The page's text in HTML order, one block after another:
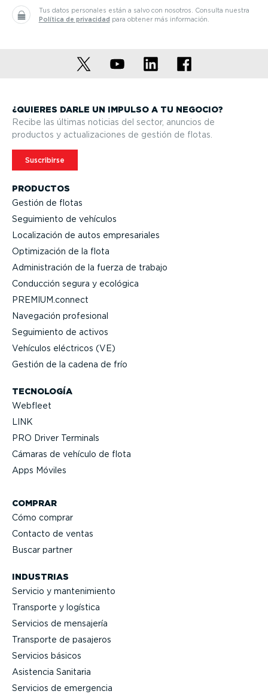
Tus datos personales están a salvo con nosotros.
Consulta nuestra
Política de privacidad para obtener más información.
PRODUCTOS
Gestión de flotas
Seguimiento de vehículos
Locali­zación de autos empre­sa­riales
Optimi­zación de la flota
Adminis­tración de la fuerza de trabajo
Conducción segura y ecológica
PREMIUM.connect
Navegación profesional
Seguimiento de activos
Vehículos eléctricos (VE)
Gestión de la cadena de frío
TECNOLOGÍA
Webfleet
LINK
PRO Driver Terminals
Cámaras de vehículo de flota
Apps Móviles
COMPRAR
Cómo comprar
Contacto de ventas
Buscar partner
INDUSTRIAS
Servicio y mante­ni­miento
Transporte y logística
Servicios de mensajería
Transporte de pasajeros
Servicios básicos
Asistencia Sanitaria
Servicios de emergencia
¿QUIERES DARLE UN IMPULSO A TU NEGOCIO?
Recibe las últimas noticias del sector, anuncios de
productos y actua­li­za­ciones de gestión de flotas.
Suscribirse